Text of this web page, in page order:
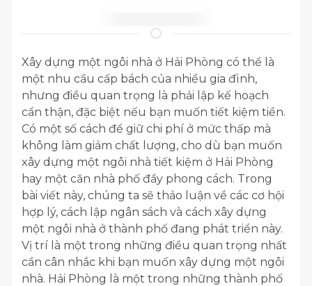
​Xây dựng một ngôi nhà ở Hải Phòng có thể là
một nhu cầu cấp bách của nhiều gia đình,
nhưng điều quan trọng là phải lập kế hoạch
cẩn thận, đặc biệt nếu bạn muốn tiết kiệm tiền.
Có một số cách để giữ chi phí ở mức thấp mà
không làm giảm chất lượng, cho dù bạn muốn
xây dựng một ngôi nhà tiết kiệm ở Hải Phòng
hay một căn nhà phố đầy phong cách. Trong
bài viết này, chúng ta sẽ thảo luận về các cơ hội
hợp lý, cách lập ngân sách và cách xây dựng
một ngôi nhà ở thành phố đang phát triển này.
Vị trí là một trong những điều quan trọng nhất
cần cân nhắc khi bạn muốn xây dựng một ngôi
nhà. Hải Phòng là một trong những thành phố